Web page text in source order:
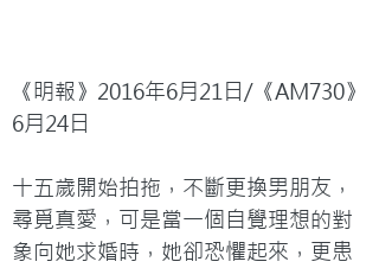
《明報》2016年6月21日/《AM730》
6月24日
十五歲開始拍拖，不斷更換男朋友，
尋覓真愛，可是當一個自覺理想的對
象向她求婚時，她卻恐懼起來，更患